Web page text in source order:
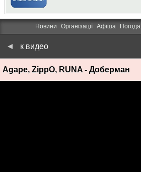
Новини Організації Афіша Погода
к видео
Agape, ZippO, RUNA - Доберман